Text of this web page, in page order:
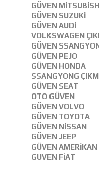
GÜVEN
GÜVEN SUZUKİ
GÜVEN AUDİ
VOLKSWAGEN
GÜVEN
GÜVEN PEJO
GÜVEN HONDA
SSANGYONG
GÜVEN SEAT
OTO GÜVEN
GÜVEN VOLVO
GÜVEN TOYOTA
GÜVEN NİSSAN
GÜVEN JEEP
GÜVEN AMERİKAN
GUVEN FİAT